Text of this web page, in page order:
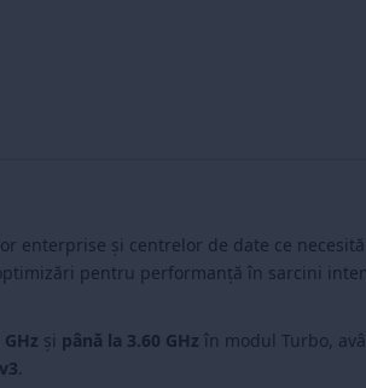
enterprise și centrelor de date ce
pentru performanță în sarcini
GHz și până la 3.60 GHz în modul Turbo,